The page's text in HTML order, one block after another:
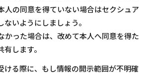
人の同意を得ていない場合はセクシュア
いようにしましょう。
かった場合は、改めて本人へ同意を得た
します。
ける際に、もし情報の開示範囲が不明確